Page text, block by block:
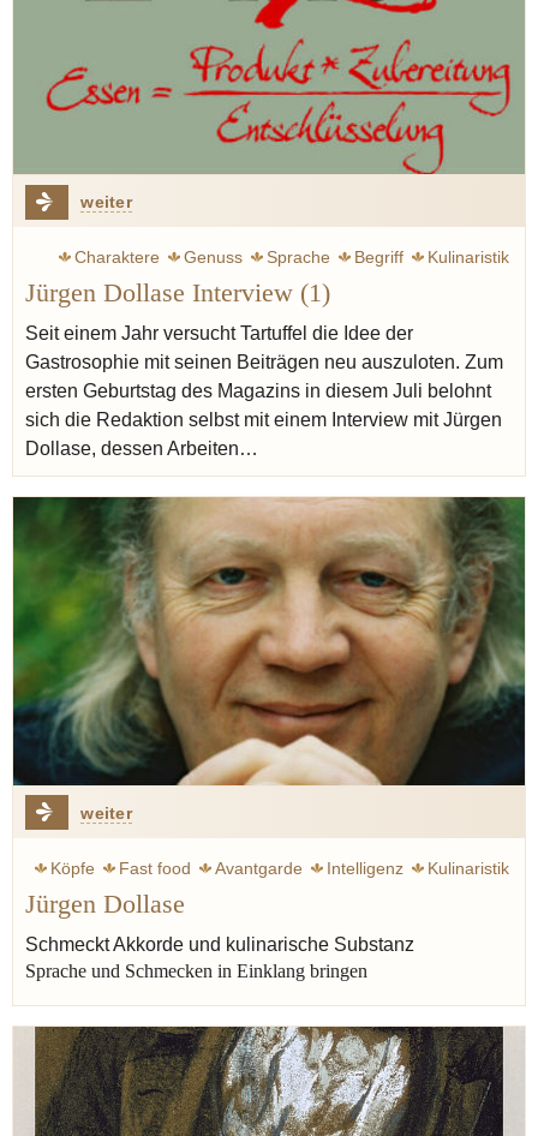
weiter
Charaktere Genuss Sprache Begriff
Kulinaristik
Spitzengastronomie
Standards
Jürgen Dollase Interview (1)
Seit einem Jahr versucht Tartuffel die Idee der
Gastrosophie mit seinen Beiträgen neu auszuloten. Zum
ersten Geburtstag des Magazins in diesem Juli belohnt
sich die Redaktion selbst mit einem Interview mit Jürgen
Dollase, dessen Arbeiten…
weiter
Köpfe Fast food Avantgarde Intelligenz
Kulinaristik
Nova Regio
Begriff
Ruhl Thomas Thomas Ruhl
Jürgen Dollase
Schmeckt Akkorde und kulinarische Substanz
Sprache und Schmecken in Einklang bringen